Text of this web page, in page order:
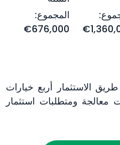
المجموع:
676,000€
الاستثمار أربع خيارات
معالجة ومتطلبات استثمار